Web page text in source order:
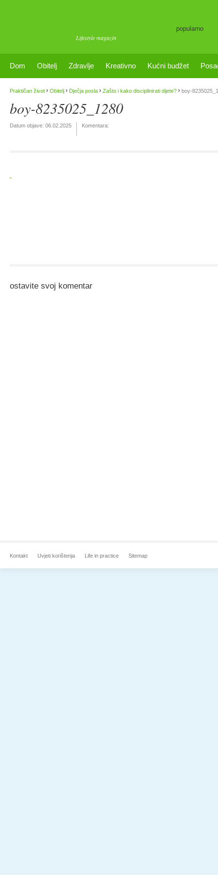
Lifestyle magazin
popularno
Dom Obitelj Zdravlje Kreativno Kućni budžet
Praktičan život › Obitelj › Dječja posla › Zašto i kako disciplinirati dijete? › boy-
boy-8235025_1280
Datum objave: 06.02.2025 Komentara:
ostavite svoj komentar
Kontakt Uvjeti korištenja Life in practice Sitemap